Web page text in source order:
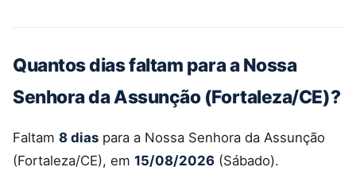
Quantos dias faltam para a Nossa
Senhora da Assunção (Fortaleza/CE)?
Faltam 8 dias para a Nossa Senhora da Assunção
(Fortaleza/CE), em 15/08/2026 (Sábado).